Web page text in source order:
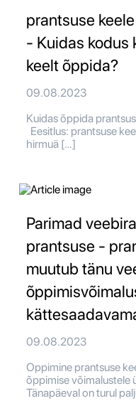
prantsuse
- Kuidas kodus
keelt õppida?
09.08.2023
Kuidas õppida
Eesitlus: prantsuse
hirmuä […]
Parimad
prantsuse -
muutub tänu
09.08.2023
Oppimine prantsuse
õppimise võimalustele
Tänapäeval on turul